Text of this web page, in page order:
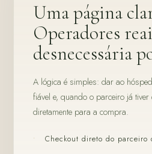
Uma página
Operadores
desnecessária
A lógica é simples: dar ao
fiável e, quando o parceiro já tiver
diretamente para a compra.
Checkout direto do parceiro